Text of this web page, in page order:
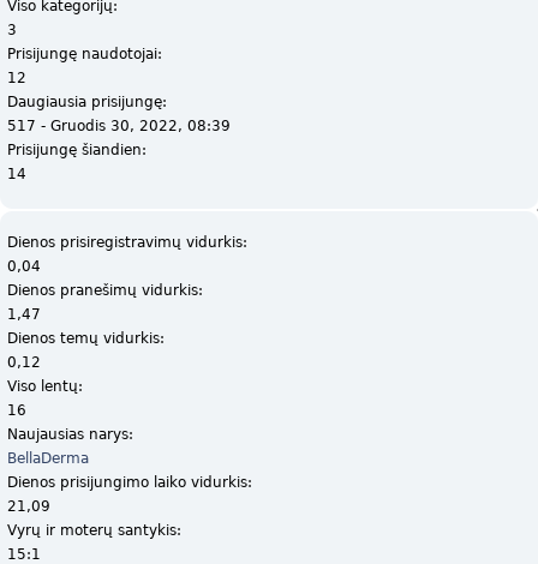
Viso kategorijų:
3
Prisijungę naudotojai:
12
Daugiausia prisijungę:
517 - Gruodis 30, 2022, 08:39
Prisijungę šiandien:
14
Dienos prisiregistravimų vidurkis:
0,04
Dienos pranešimų vidurkis:
1,47
Dienos temų vidurkis:
0,12
Viso lentų:
16
Naujausias narys:
BellaDerma
Dienos prisijungimo laiko vidurkis:
21,09
Vyrų ir moterų santykis:
15:1